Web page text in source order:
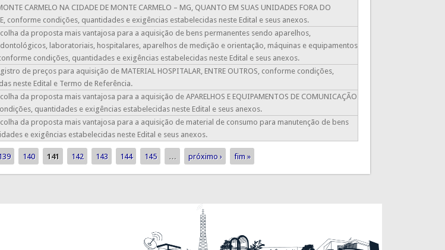
CARMELO NA CIDADE DE MONTE CARMELO – MG, QUANTO EM SUAS UNIDADES FORA DO
conforme condições, quantidades e exigências estabelecidas neste Edital e seus anexos.
da proposta mais vantajosa para a aquisição de bens permanentes sendo aparelhos,
laboratoriais, hospitalares, aparelhos de medição e orientação, máquinas e equipamentos
condições, quantidades e exigências estabelecidas neste Edital e seus anexos.
de preços para aquisição de MATERIAL HOSPITALAR, ENTRE OUTROS, conforme condições,
neste Edital e Termo de Referência.
da proposta mais vantajosa para a aquisição de APARELHOS E EQUIPAMENTOS DE COMUNICAÇÃO
quantidades e exigências estabelecidas neste Edital e seus anexos.
da proposta mais vantajosa para a aquisição de material de consumo para manutenção de bens
e exigências estabelecidas neste Edital e seus anexos.
140 141 142 143 144 145 … próximo › fim »